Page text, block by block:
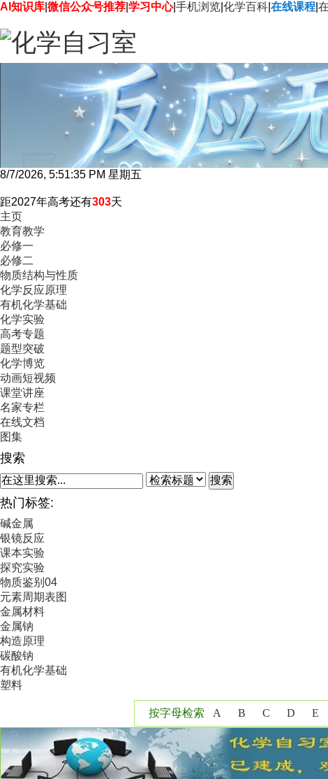
AI知识库 微信公众号推荐 学习中心|手机浏览 化学百科 在线课程
8/7/2026, 5:51:36 PM 星期五
距2027年高考还有303天
主页
教育教学
必修一
必修二
物质结构与性质
化学反应原理
有机化学基础
化学实验
高考专题
题型突破
化学博览
动画短视频
课堂讲座
名家专栏
在线文档
图集
搜索
搜索
热门标签:
碱金属
银镜反应
课本实验
探究实验
物质鉴别04
元素周期表图
金属材料
金属钠
构造原理
碳酸钠
有机化学基础
塑料
按字母检索 A B C D E
Y Z